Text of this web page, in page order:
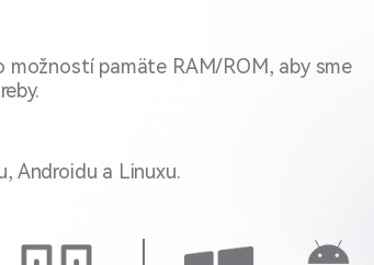
možností pamäte RAM/ROM, aby sme
Androidu a Linuxu.